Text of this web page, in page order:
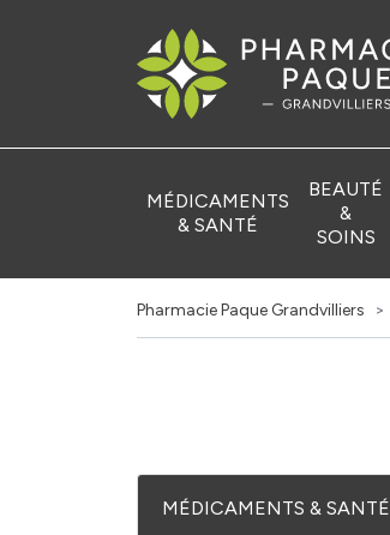
MÉDICAMENTS
& SANTÉ
BEAUTÉ
&
SOINS
Pharmacie Paque Grandvilliers
MÉDICAMENTS & SANTÉ